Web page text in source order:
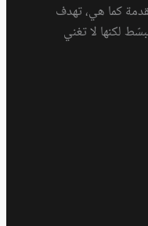
كما هي، تهدف
لكنها لا تغني